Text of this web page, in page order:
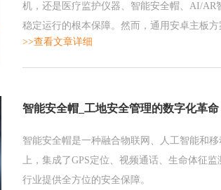
机，还是医疗监护仪器、智能安全帽、AI/
稳定运行的根本保障。然而，通用安卓主板
寸形状不匹配、功耗要求苛刻、特殊功能缺
>>查看文章详细
智能安全帽_工地安全管理的数字化革命
智能安全帽是一种融合物联网、人工智能和
上，集成了GPS定位、视频通话、生命体征
行业提供全方位的安全保障。